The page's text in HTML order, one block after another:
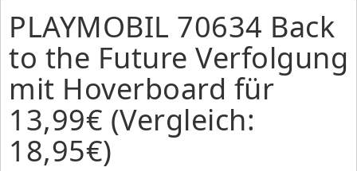
PLAYMOBIL 70634 Back
to the Future Verfolgung
mit Hoverboard für
13,99€ (Vergleich:
18,95€)